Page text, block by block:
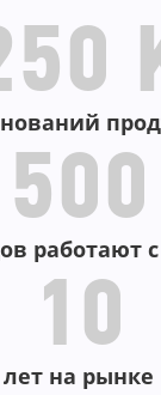
-
500
работают
10
лет на рынке